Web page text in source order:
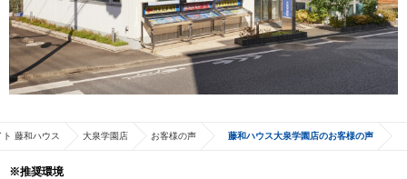
藤和ハウス 大泉学園店 お客様の声 藤和ハウス大泉学園店のお客様の声
※推奨環境